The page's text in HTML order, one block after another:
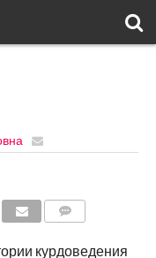
курдоведения